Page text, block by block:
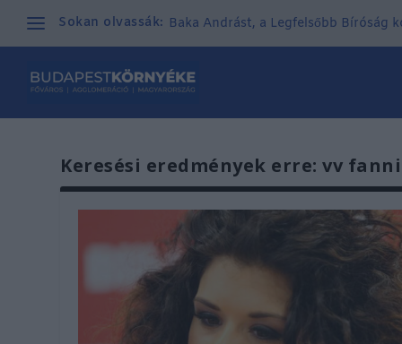
Sokan olvassák: Baka Andrást, a Legfelsőbb Bíróság
Keresési eredmények erre: vv fanni